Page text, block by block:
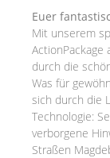
Euer
Mit unserem
durch die
Was für
sich durch die
Technologie:
verborgene
Straßen